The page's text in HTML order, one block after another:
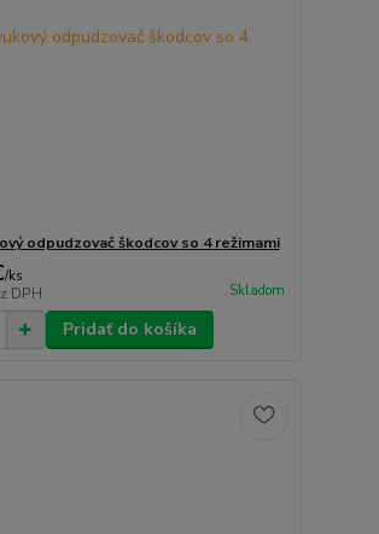
odpudzovač škodcov so 4 režimami
/ks
DPH Skladom
Pridať do košíka